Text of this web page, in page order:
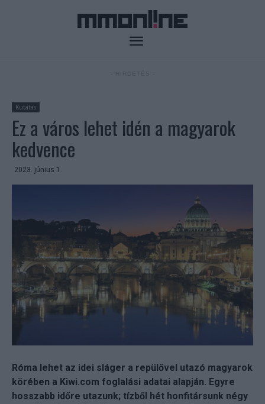
Kutatás
Ez a város lehet idén a magyarok
kedvence
2023. június 1.
Róma lehet az idei sláger a repülővel utazó magyarok
körében a Kiwi.com foglalási adatai alapján. Egyre
hosszabb időre utazunk; tízből hét honfitársunk négy